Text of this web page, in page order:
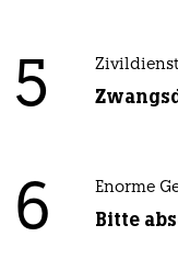
5 Zivildienst
6 Enorme
Bitte